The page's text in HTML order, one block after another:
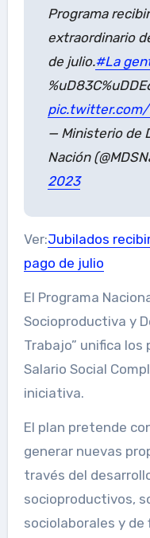
Programa
extraordinario
de julio.#La
pic.twitter.com/
— Ministerio de
Nación
2023
Ver:Jubilados
pago de julio
El Programa
Socioproductiva y
Trabajo” unifica los
Salario Social
iniciativa.
El plan pretende
generar nuevas
través del
socioproductivos,
sociolaborales y